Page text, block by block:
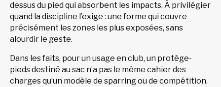
dessus du pied qui absorbent les impacts. À privilégier
quand la discipline l’exige : une forme qui couvre
précisément les zones les plus exposées, sans
alourdir le geste.
Dans les faits, pour un usage en club, un protège-
pieds destiné au sac n’a pas le même cahier des
charges qu’un modèle de sparring ou de compétition.